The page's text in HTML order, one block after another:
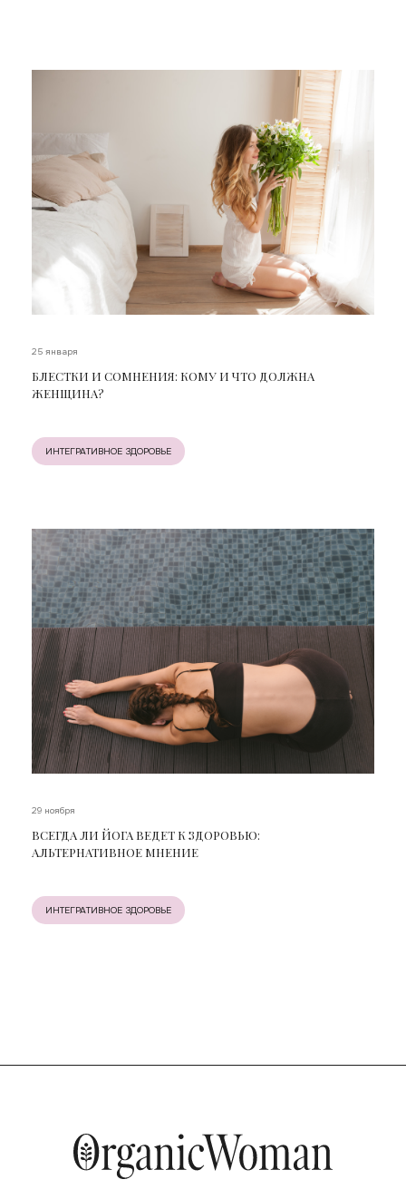
25 января
БЛЕСТКИ И СОМНЕНИЯ: КОМУ И ЧТО ДОЛЖНА
ЖЕНЩИНА?
ИНТЕГРАТИВНОЕ ЗДОРОВЬЕ
29 ноября
ВСЕГДА ЛИ ЙОГА ВЕДЕТ К ЗДОРОВЬЮ:
АЛЬТЕРНАТИВНОЕ МНЕНИЕ
ИНТЕГРАТИВНОЕ ЗДОРОВЬЕ